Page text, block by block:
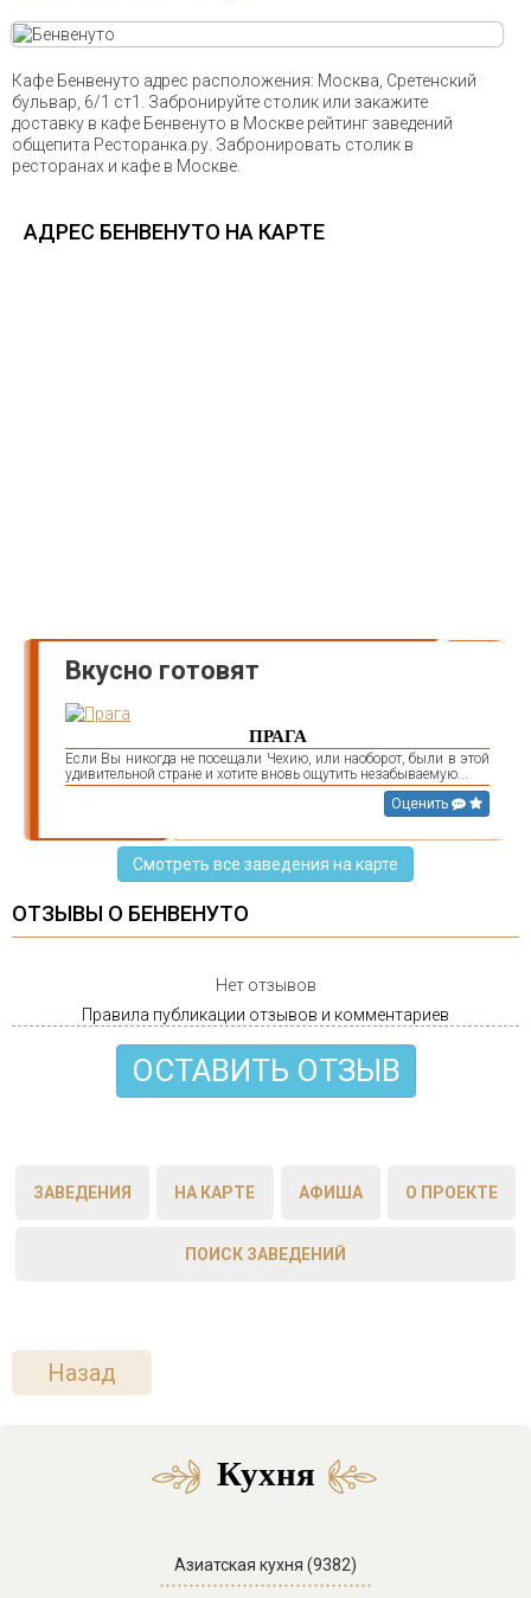
Кафе Бенвенуто адрес расположения: Москва, Сретенский
бульвар, 6/1 ст1. Забронируйте столик или закажите
доставку в кафе Бенвенуто в Москве рейтинг заведений
общепита Ресторанка.ру. Забронировать столик в
ресторанах и кафе в Москве.
АДРЕС БЕНВЕНУТО НА КАРТЕ
Вкусно готовят
ПРАГА
Если Вы никогда не посещали Чехию, или наоборот, были в этой
удивительной стране и хотите вновь ощутить незабываемую...
Оценить
Смотреть все заведения на карте
ОТЗЫВЫ О БЕНВЕНУТО
Нет отзывов
Правила публикации отзывов и комментариев
ОСТАВИТЬ ОТЗЫВ
ЗАВЕДЕНИЯ НА КАРТЕ АФИША О ПРОЕКТЕ
ПОИСК ЗАВЕДЕНИЙ
Назад
Кухня
Азиатская кухня (9382)